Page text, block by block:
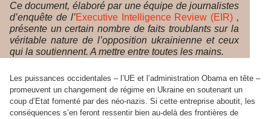
Ce document, élaboré par une équipe de journalistes
d’enquête de l’Executive Intelligence Review (EIR) ,
présente un certain nombre de faits troublants sur la
véritable nature de l’opposition ukrainienne et ceux
qui la soutiennent. A mettre entre toutes les mains.
Les puissances occidentales – l’UE et l’administration Obama en tête –
promeuvent un changement de régime en Ukraine en soutenant un
coup d’Etat fomenté par des néo-nazis. Si cette entreprise aboutit, les
conséquences s’en feront ressentir bien au-delà des frontières de